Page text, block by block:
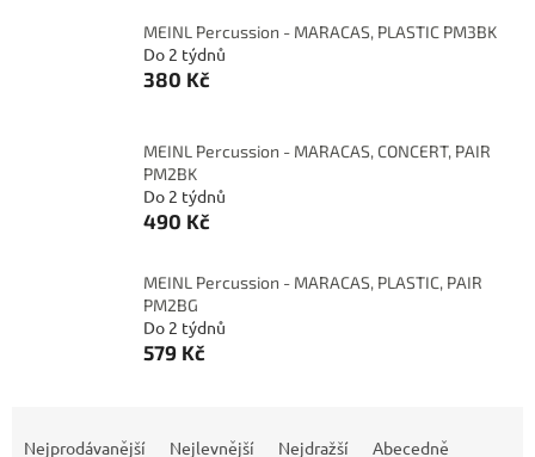
MEINL Percussion - MARACAS, PLASTIC PM3BK
Do 2 týdnů
380 Kč
MEINL Percussion - MARACAS, CONCERT, PAIR
PM2BK
Do 2 týdnů
490 Kč
MEINL Percussion - MARACAS, PLASTIC, PAIR
PM2BG
Do 2 týdnů
579 Kč
Nejprodávanější Nejlevnější Nejdražší Abecedně